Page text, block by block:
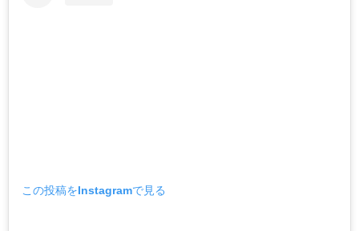
この投稿をInstagramで見る